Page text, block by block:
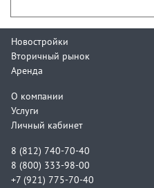
Новостройки
Вторичный рынок
Аренда
О компании
Услуги
Личный кабинет
8 (812) 740-70-40
8 (800) 333-98-00
+7 (921) 775-70-40